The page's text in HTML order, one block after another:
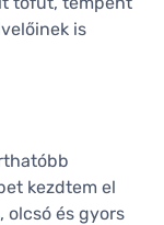
is
kezdtem el
olcsó és gyors